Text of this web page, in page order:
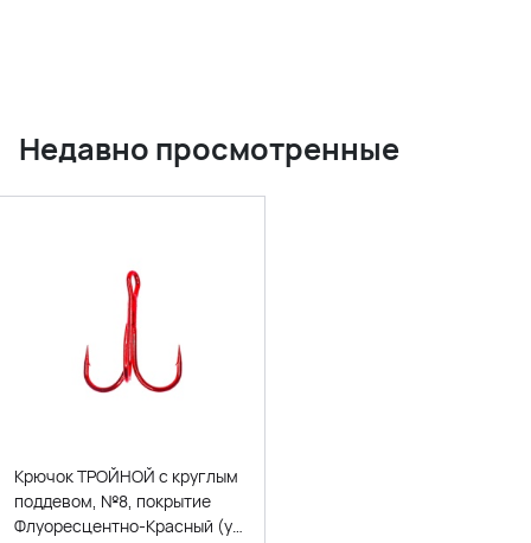
Недавно просмотренные
Крючок ТРОЙНОЙ с круглым
поддевом, №8, покрытие
Флуоресцентно-Красный (уп.